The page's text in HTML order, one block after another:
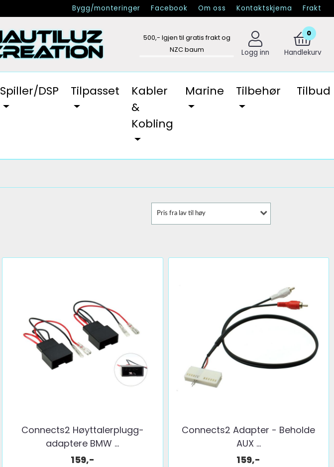
Bygg/monteringer Facebook Om oss Kontaktskjema Frakt
500,- Igjen til gratis frakt og
NZC baum
Logg inn
0
Handlekurv
Spiller/DSP Tilpasset
Kabler
&
Kobling
Marine Tilbehør Tilbud
Pris fra lav til høy
Connects2 Høyttalerplugg-
adaptere BMW ...
159,-
Connects2 Adapter - Beholde
AUX ...
159,-